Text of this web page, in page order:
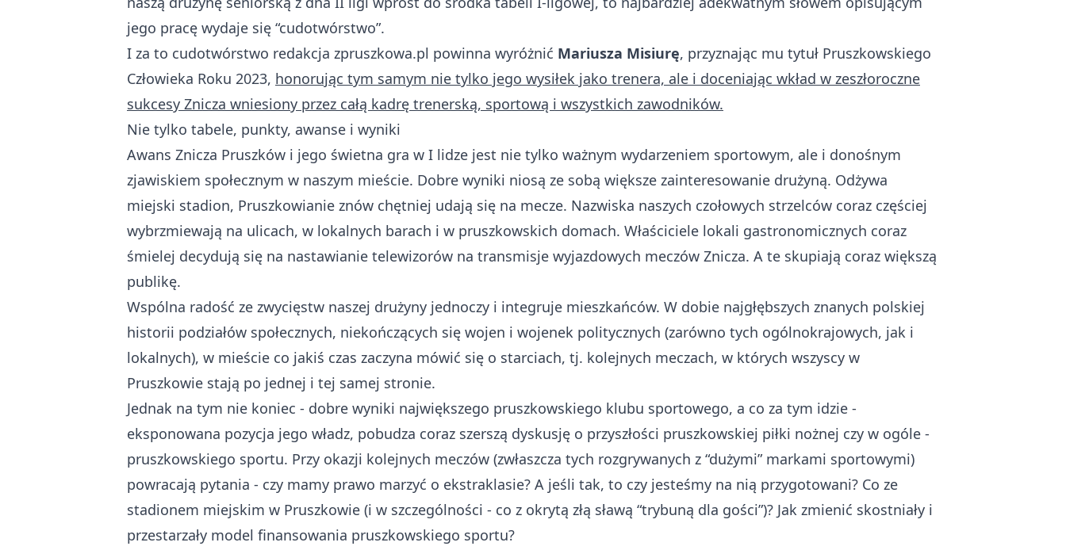
jego pracę wydaje się “cudotwórstwo”.
I za to cudotwórstwo redakcja zpruszkowa.pl powinna wyróżnić Mariusza Misiurę, przyznając mu tytuł Pruszkowskiego
Człowieka Roku 2023, honorując tym samym nie tylko jego wysiłek jako trenera, ale i doceniając wkład w zeszłoroczne
sukcesy Znicza wniesiony przez całą kadrę trenerską, sportową i wszystkich zawodników.
Nie tylko tabele, punkty, awanse i wyniki
Awans Znicza Pruszków i jego świetna gra w I lidze jest nie tylko ważnym wydarzeniem sportowym, ale i donośnym
zjawiskiem społecznym w naszym mieście. Dobre wyniki niosą ze sobą większe zainteresowanie drużyną. Odżywa
miejski stadion, Pruszkowianie znów chętniej udają się na mecze. Nazwiska naszych czołowych strzelców coraz częściej
wybrzmiewają na ulicach, w lokalnych barach i w pruszkowskich domach. Właściciele lokali gastronomicznych coraz
śmielej decydują się na nastawianie telewizorów na transmisje wyjazdowych meczów Znicza. A te skupiają coraz większą
publikę.
Wspólna radość ze zwycięstw naszej drużyny jednoczy i integruje mieszkańców. W dobie najgłębszych znanych polskiej
historii podziałów społecznych, niekończących się wojen i wojenek politycznych (zarówno tych ogólnokrajowych, jak i
lokalnych), w mieście co jakiś czas zaczyna mówić się o starciach, tj. kolejnych meczach, w których wszyscy w
Pruszkowie stają po jednej i tej samej stronie.
Jednak na tym nie koniec - dobre wyniki największego pruszkowskiego klubu sportowego, a co za tym idzie -
eksponowana pozycja jego władz, pobudza coraz szerszą dyskusję o przyszłości pruszkowskiej piłki nożnej czy w ogóle -
pruszkowskiego sportu. Przy okazji kolejnych meczów (zwłaszcza tych rozgrywanych z “dużymi” markami sportowymi)
powracają pytania - czy mamy prawo marzyć o ekstraklasie? A jeśli tak, to czy jesteśmy na nią przygotowani? Co ze
stadionem miejskim w Pruszkowie (i w szczególności - co z okrytą złą sławą “trybuną dla gości”)? Jak zmienić skostniały i
przestarzały model finansowania pruszkowskiego sportu?